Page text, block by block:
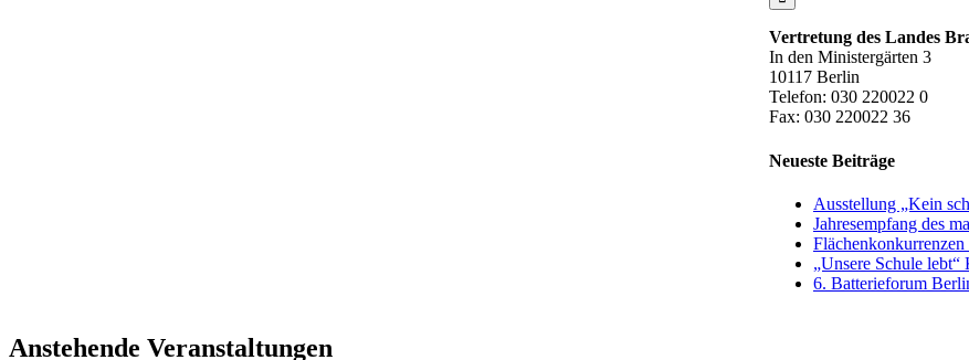
Vertretung des Landes
In den Ministergärten 3
10117 Berlin
Telefon: 030 220022 0
Fax: 030 220022 36
Neueste Beiträge
Ausstellung „Kein
Jahresempfang des
„Unsere Schule
6. Batterieforum
Anstehende Veranstaltungen